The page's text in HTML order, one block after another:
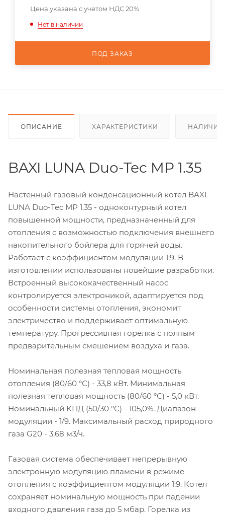
Цена указана с учетом НДС 20%
Нет в наличии
ПОД ЗАКАЗ
ОПИСАНИЕ ХАРАКТЕРИСТИКИ НАЛИЧИЕ
BAXI LUNA Duo-Tec MP 1.35
Настенный газовый конденсационный котел BAXI
LUNA Duo-Tec MP 1.35 - одноконтурный котел
повышенной мощности, предназначенный для
отопления с возможностью подключения внешнего
накопительного бойлера для горячей воды.
Работает с коэффициентом модуляции 1:9. В
изготовлении использованы новейшие разработки.
Встроенный высококачественный насос
контролируется электроникой, адаптируется под
особенности системы отопления, экономит
электричество и поддерживает оптимальную
температуру. Прогрессивная горелка с полным
предварительным смешением воздуха и газа.
Номинальная полезная тепловая мощность
отопления (80/60 °С) - 33,8 кВт. Минимальная
полезная тепловая мощность (80/60 °С) - 5,0 кВт.
Номинальный КПД (50/30 °С) - 105,0%. Диапазон
модуляции - 1/9. Максимальный расход природного
газа G20 - 3,68 м3/ч.
Газовая система обеспечивает непрерывную
электронную модуляцию пламени в режиме
отопления с коэффициентом модуляции 1:9. Котел
сохраняет номинальную мощность при падении
входного давления газа до 5 мбар. Горелка из